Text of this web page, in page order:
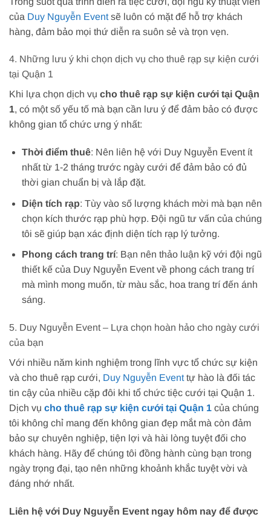
của Duy Nguyễn Eventsẽ luôn có mặt để hỗ trợ khách
hàng, đảm bảo mọi thứ diễn ra suôn sẻ và trọn vẹn.
4. Những lưu ý khi chọn dịch vụ cho thuê rạp sự kiện cưới
tại Quận 1
Khi lựa chọn dịch vụ cho thuê rạp sự kiện cưới tại Quận
1, có một số yếu tố mà bạn cần lưu ý để đảm bảo có được
không gian tổ chức ưng ý nhất:
Thời điểm thuê: Nên liên hệ với Duy Nguyễn Event ít
nhất từ 1-2 tháng trước ngày cưới để đảm bảo có đủ
thời gian chuẩn bị và lắp đặt.
Diện tích rạp: Tùy vào số lượng khách mời mà bạn nên
chọn kích thước rạp phù hợp. Đội ngũ tư vấn của chúng
tôi sẽ giúp bạn xác định diện tích rạp lý tưởng.
Phong cách trang trí: Bạn nên thảo luận kỹ với đội ngũ
thiết kế của Duy Nguyễn Event về phong cách trang trí
mà mình mong muốn, từ màu sắc, hoa trang trí đến ánh
sáng.
5. Duy Nguyễn Event – Lựa chọn hoàn hảo cho ngày cưới
của bạn
Với nhiều năm kinh nghiệm trong lĩnh vực tổ chức sự kiện
và cho thuê rạp cưới, Duy Nguyễn Eventtự hào là đối tác
tin cậy của nhiều cặp đôi khi tổ chức tiệc cưới tại Quận 1.
Dịch vụ cho thuê rạp sự kiện cưới tại Quận 1 của chúng
tôi không chỉ mang đến không gian đẹp mắt mà còn đảm
bảo sự chuyên nghiệp, tiện lợi và hài lòng tuyệt đối cho
khách hàng. Hãy để chúng tôi đồng hành cùng bạn trong
ngày trọng đại, tạo nên những khoảnh khắc tuyệt vời và
đáng nhớ nhất.
Liên hệ với Duy Nguyễn Event ngay hôm nay để được